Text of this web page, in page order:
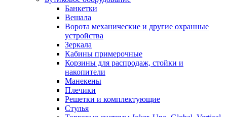
Банкетки
Вешала
Ворота механические и другие охранные
устройства
Зеркала
Кабины примерочные
Корзины для распродаж, стойки и
накопители
Манекены
Плечики
Решетки и комплектующие
Стулья